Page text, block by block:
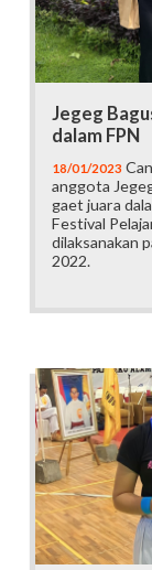
Jegeg
dalam FPN
18/01/2023
anggota
gaet juara
Festival
dilaksanakan
2022.